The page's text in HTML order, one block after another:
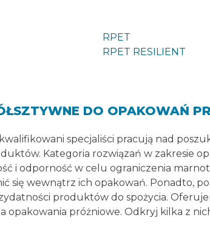
RPET
RPET RESILIENT
DO OPAKOWAŃ
specjaliści pracują nad
Kategoria rozwiązań w zakresie
i odporność w celu ograniczenia
się wewnątrz ich opakowań. Ponadto,
produktów do spożycia.
opakowania próżniowe. Odkryj kilka z